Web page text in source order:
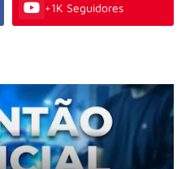
+1K Seguidores